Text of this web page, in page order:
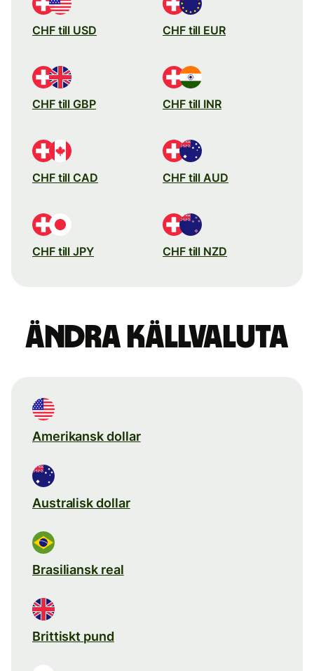
CHF till USD CHF till EUR
CHF till GBP CHF till INR
CHF till CAD CHF till AUD
CHF till JPY CHF till NZD
Ändra källvaluta
Amerikansk dollar
Australisk dollar
Brasiliansk real
Brittiskt pund